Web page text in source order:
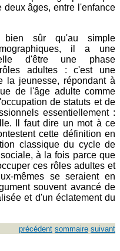
deux âges, entre l'enfance
bien sûr qu'au simple
il a une
d'être une phase
adultes : c'est une
la jeunesse, répondant à
de l'âge adulte comme
de statuts et de
essentiellement :
Il faut dire un mot à ce
cette définition en
classique du cycle de
à la fois parce que
ces rôles adultes et
mêmes se seraient en
souvent avancé de
et d'un éclatement du
précédent sommaire suivant